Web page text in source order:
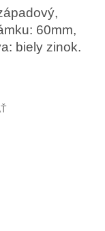
60mm,
biely zinok.